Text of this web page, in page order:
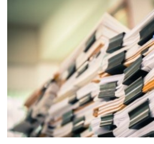
ЭЖЕ-СИҢДИЛЕР
ЫҢГАЙСЫЗ СУРООЛОР
ОНЛАЙН ШЕРИНЕ
ЭЕ/АРнун бардык сайттары